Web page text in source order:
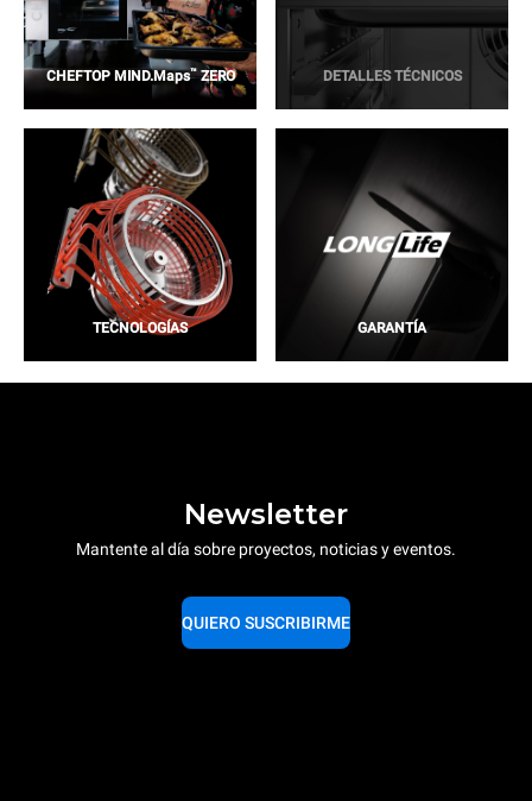
CHEFTOP MIND.Maps™ZERO DETALLES TÉCNICOS
TECNOLOGÍAS GARANTÍA
Newsletter
Mantente al día sobre proyectos, noticias y eventos.
QUIERO SUSCRIBIRME